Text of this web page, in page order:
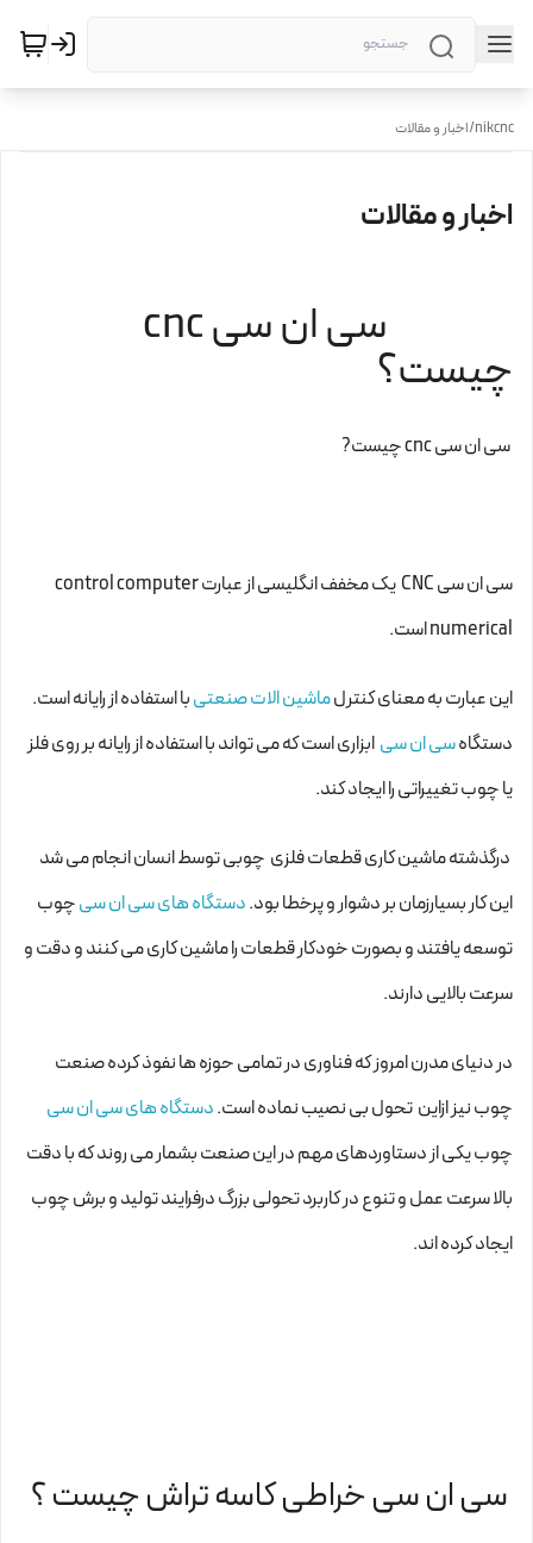
nikcnc
/اخبار و مقالات
اخبار و مقالات
سی ان سی cnc
چیست؟
سی ان سی cnc چیست?
سی ان سی CNC یک مخفف انگلیسی از عبارت control computer
numerical است.
این عبارت به معنای کنترلماشین الات صنعتیبا استفاده از رایانه است.
دستگاهسی ان سی ابزاری است که می تواند با استفاده از رایانه بر روی فلز
یا چوب تغییراتی را ایجاد کند.
درگذشته ماشین کاری قطعات فلزی چوبی توسط انسان انجام می شد
این کار بسیارزمان بر دشوار و پرخطا بود.دستگاه های سی ان سیچوب
توسعه یافتند و بصورت خودکار قطعات را ماشین کاری می کنند و دقت و
سرعت بالایی دارند.
در دنیای مدرن امروز که فناوری در تمامی حوزه ها نفوذ کرده صنعت
چوب نیز ازاین تحول بی نصیب نماده است.دستگاه های سی ان سی
چوب یکی از دستاوردهای مهم در این صنعت بشمار می روند که با دقت
بالا سرعت عمل و تنوع در کاربرد تحولی بزرگ درفرایند تولید و برش چوب
ایجاد کرده اند.
سی ان سی خراطی کاسه تراش چیست ؟